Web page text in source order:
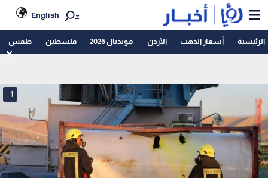
English
الرئيسية أسعار الذهب الأردن مونديال 2026 فلسطين طقس
1